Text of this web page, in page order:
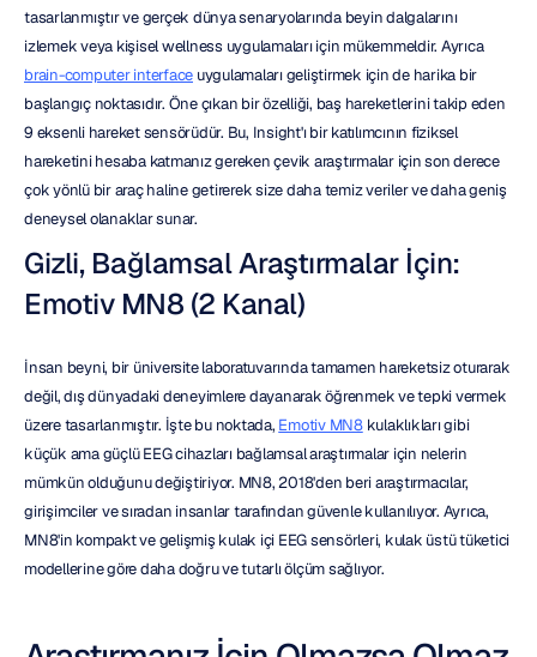
tasarlanmıştır ve gerçek dünya senaryolarında beyin dalgalarını
izlemek veya kişisel wellness uygulamaları için mükemmeldir. Ayrıca
brain-computer interface uygulamaları geliştirmek için de harika bir
başlangıç noktasıdır. Öne çıkan bir özelliği, baş hareketlerini takip eden
9 eksenli hareket sensörüdür. Bu, Insight'ı bir katılımcının fiziksel
hareketini hesaba katmanız gereken çevik araştırmalar için son derece
çok yönlü bir araç haline getirerek size daha temiz veriler ve daha geniş
deneysel olanaklar sunar.
Gizli, Bağlamsal Araştırmalar İçin:
Emotiv MN8 (2 Kanal)
İnsan beyni, bir üniversite laboratuvarında tamamen hareketsiz oturarak
değil, dış dünyadaki deneyimlere dayanarak öğrenmek ve tepki vermek
üzere tasarlanmıştır. İşte bu noktada, Emotiv MN8 kulaklıkları gibi
küçük ama güçlü EEG cihazları bağlamsal araştırmalar için nelerin
mümkün olduğunu değiştiriyor. MN8, 2018'den beri araştırmacılar,
girişimciler ve sıradan insanlar tarafından güvenle kullanılıyor. Ayrıca,
MN8'in kompakt ve gelişmiş kulak içi EEG sensörleri, kulak üstü tüketici
modellerine göre daha doğru ve tutarlı ölçüm sağlıyor.